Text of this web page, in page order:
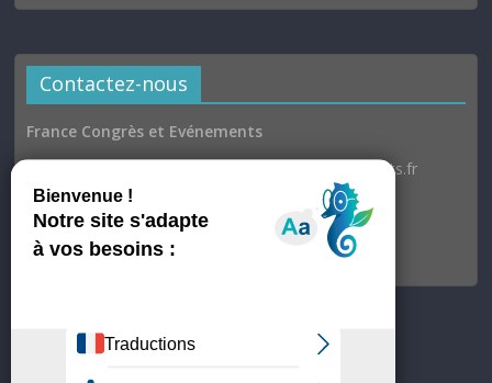
Contactez-nous
France Congrès et Evénements
Email : communication@france-congres-evenements.fr
Heures d’ouverture
Du lundi au jeudi : 9h30–17h
Vendredi : 9h30–17h00